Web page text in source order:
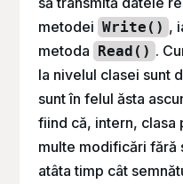
metodei Write() ,
metoda Read() .
la nivelul clasei sunt
sunt în felul ăsta
fiind că, intern, clasa
multe modificări fără
atâta timp cât